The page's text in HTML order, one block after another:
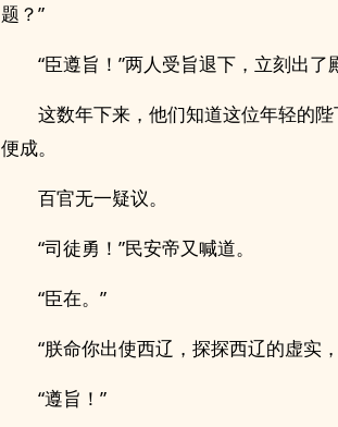
题？”
“臣遵旨！”两人受旨退下，立刻出了
这数年下来，他们知道这位年轻的
便成。
百官无一疑议。
“司徒勇！”民安帝又喊道。
“臣在。”
“朕命你出使西辽，探探西辽的虚实
“遵旨！”